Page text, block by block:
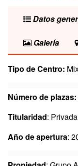
Datos
Galería
Tipo de Centro:
Número de plazas:
Titularidad:
Año de apertura: